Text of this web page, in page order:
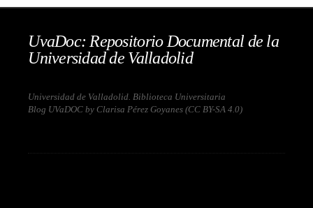
UvaDoc: Repositorio Documental de la
Universidad de Valladolid
Universidad de Valladolid. Biblioteca Universitaria
Blog UVaDOC by Clarisa Pérez Goyanes (CC BY-SA 4.0)